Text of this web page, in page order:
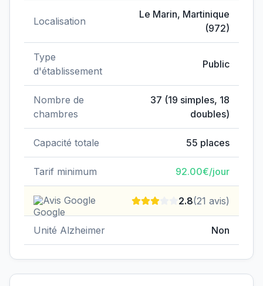
Localisation
Le Marin, Martinique
(972)
Type
d'établissement
Public
Nombre de
chambres
37 (19 simples, 18
doubles)
Capacité totale 55 places
Tarif minimum 92.00€/jour
Avis Google 2.8(21 avis)
Unité Alzheimer Non